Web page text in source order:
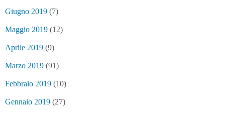
Giugno 2019 (7)
Maggio 2019 (12)
Aprile 2019 (9)
Marzo 2019 (91)
Febbraio 2019 (10)
Gennaio 2019 (27)